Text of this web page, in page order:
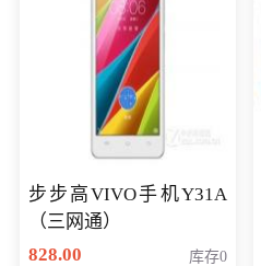
步步高VIVO手机Y31A
（三网通）
828.00
库存0